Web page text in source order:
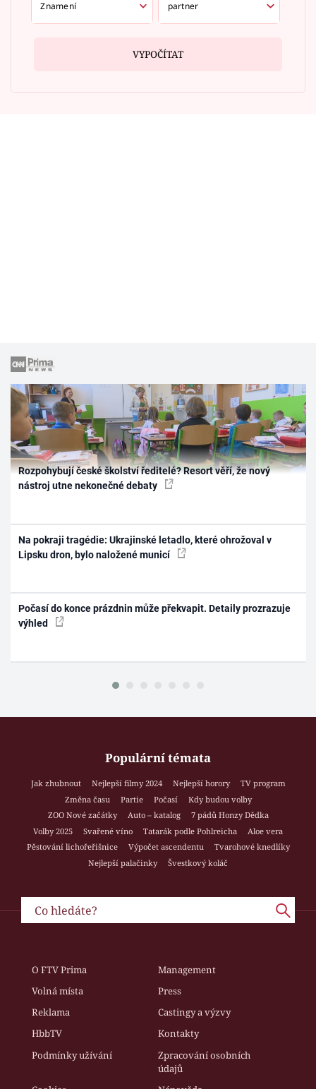
VYPOČÍTAT
Rozpohybují české školství ředitelé? Resort věří, že nový
nástroj utne nekonečné debaty
Na pokraji tragédie: Ukrajinské letadlo, které ohrožoval v
Lipsku dron, bylo naložené municí
Počasí do konce prázdnin může překvapit. Detaily prozrazuje
výhled
Populární témata
Jak zhubnout Nejlepší filmy 2024 Nejlepší horory
TV program
Změna času
Partie Počasí
Kdy budou volby
ZOO Nové začátky
Auto – katalog
7 pádů Honzy Dědka
Volby 2025
Svařené víno Tatarák podle Pohlreicha
Aloe vera
Pěstování lichořeřišnice
Výpočet ascendentu
Tvarohové knedlíky
Nejlepší palačinky
Švestkový koláč
O FTV Prima
Management
Volná místa
Press
Reklama
Castingy a výzvy
HbbTV
Kontakty
Podmínky užívání
Zpracování osobních
údajů